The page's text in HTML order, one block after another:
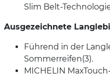
Slim Belt-
Ausgezeichnete
Führend in der
Sommerreifen(3).
MICHELIN